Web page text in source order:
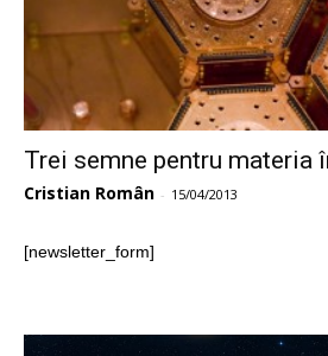
Trei semne pentru materia
Cristian Român - 15/04/2013
[newsletter_form]